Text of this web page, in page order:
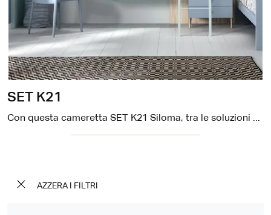
AZZERA I FILTRI
SET K21
Con questa cameretta SET K21 Siloma, tra le soluzioni con letti a castello, potrai allestire stanze moderne per bambini.